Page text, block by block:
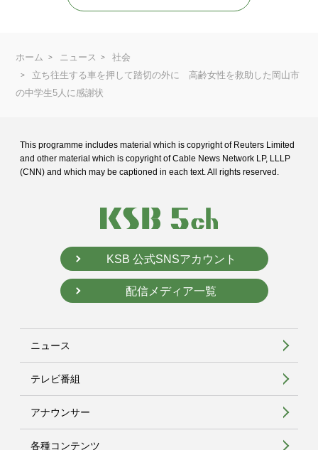
ホーム ニュース
社会
立ち往生する車を押して踏切の外に 高齢女性を救助した岡山市
の中学生5人に感謝状
This programme includes material which is copyright of Reuters Limited
and other material which is copyright of Cable News Network LP, LLLP
(CNN) and which may be captioned in each text. All rights reserved.
KSB 公式SNSアカウント
配信メディア一覧
ニュース
テレビ番組
アナウンサー
各種コンテンツ